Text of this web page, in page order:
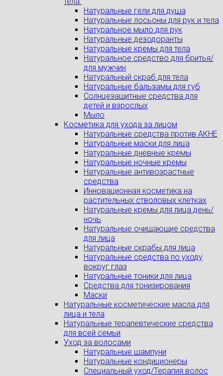
Натуральные гели для душа
Натуральные лосьоны для рук и тела
Натуральное мыло для рук
Натуральные дезодоранты
Натуральные кремы для тела
Натуральное средство для бритья/
для мужчин
Натуральный скраб для тела
Натуральные бальзамы для губ
Солнцезащитные средства для
детей и взрослых
Мыло
Косметика для ухода за лицом
Натуральные средства против АКНЕ
Натуральные маски для лица
Натуральные дневные кремы
Натуральные ночные кремы
Натуральные антивозрастные
средства
Инновационная косметика на
растительных стволовых клетках
Натуральные кремы для лица день/
ночь
Натуральные очищающие средства
для лица
Натуральные скрабы для лица
Натуральные средства по уходу
вокруг глаз
Натуральные тоники для лица
Средства для тонизирования
Маски
Натуральные косметические масла для
лица и тела
Натуральные терапевтические средства
для всей семьи
Уход за волосами
Натуральные шампуни
Натуральные кондиционеры
Специальный уход/Терапия волос